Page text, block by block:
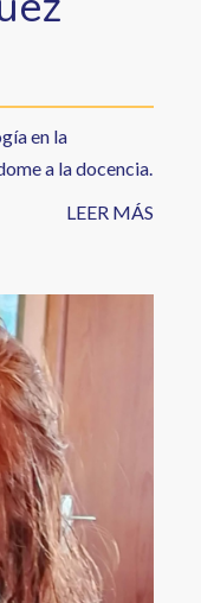
en la
a la docencia.
LEER MÁS